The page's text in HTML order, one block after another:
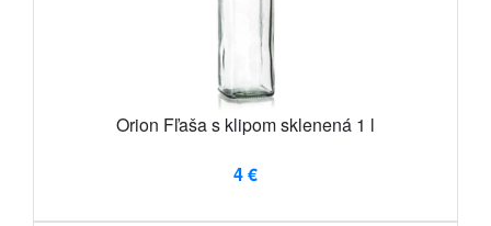
Orion Fľaša s klipom sklenená 1 l
4 €